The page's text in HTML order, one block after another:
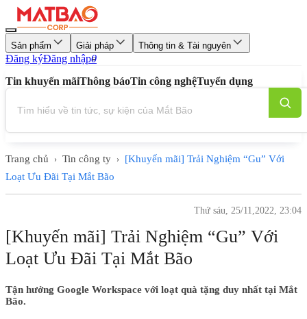
Sản phẩm Giải pháp Thông tin & Tài nguyên
Đăng kýĐăng nhập0
Tin khuyến mãiThông báoTin công nghệTuyển dụng
Trang chủ › Tin công ty ›
[Khuyến mãi] Trải Nghiệm “Gu” Với
Loạt Ưu Đãi Tại Mắt Bão
Thứ sáu, 25/11,2022, 23:04
[Khuyến mãi] Trải Nghiệm “Gu” Với
Loạt Ưu Đãi Tại Mắt Bão
Tận hưởng Google Workspace với loạt quà tặng duy nhất tại Mắt
Bão.